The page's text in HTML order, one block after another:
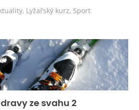
, Lyžařský kurz, Sport
ze svahu 2